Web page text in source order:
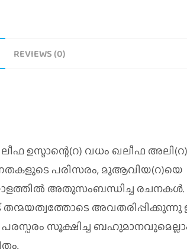
REVIEWS (0)
ഉസ്മാന്റെ(റ) വധം ഖലീഫ
പരിസരം, മുആവിയ(റ)യെ
അതുസംബന്ധിച്ച രചനകള്‍.
തന്മയത്വത്തോടെ
സൂക്ഷിച്ച